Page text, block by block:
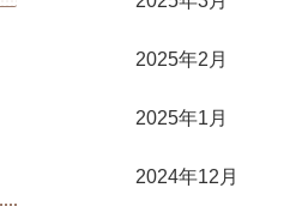
2025年2月
2025年1月
2024年12月